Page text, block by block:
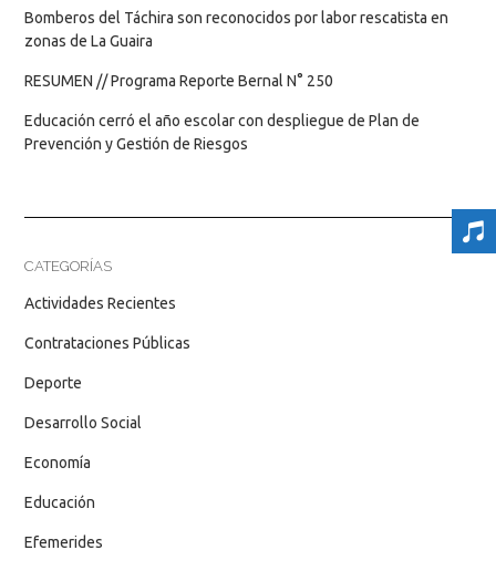
Bomberos del Táchira son reconocidos por labor rescatista en
zonas de La Guaira
RESUMEN // Programa Reporte Bernal N° 250
Educación cerró el año escolar con despliegue de Plan de
Prevención y Gestión de Riesgos
CATEGORÍAS
Actividades Recientes
Contrataciones Públicas
Deporte
Desarrollo Social
Economía
Educación
Efemerides